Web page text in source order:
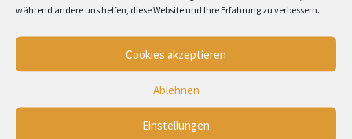
während andere uns helfen, diese Website und Ihre Erfahrung zu verbessern.
Cookies akzeptieren
Ablehnen
Einstellungen